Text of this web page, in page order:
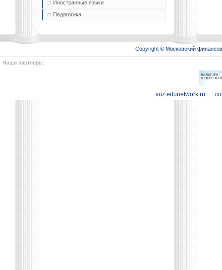
Иностранные языки
Педагогика
Copyright © Московский
Наши партнеры:
vuz.edunetwork.ru